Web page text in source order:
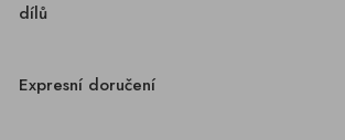
dílů
Expresní doručení